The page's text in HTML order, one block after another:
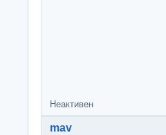
Неактивен
mav